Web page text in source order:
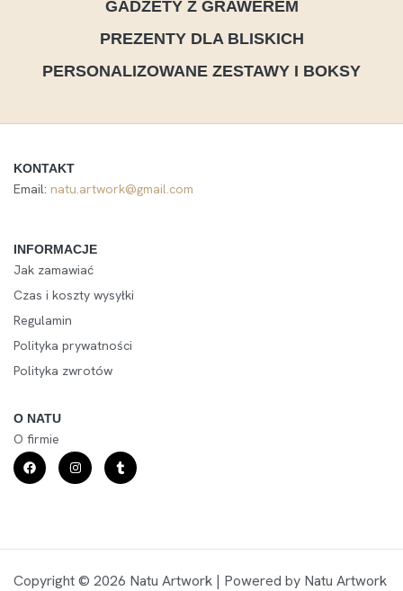
GADŻETY Z GRAWEREM
PREZENTY DLA BLISKICH
PERSONALIZOWANE ZESTAWY I BOKSY
KONTAKT
Email: natu.artwork@gmail.com
INFORMACJE
Jak zamawiać
Czas i koszty wysyłki
Regulamin
Polityka prywatności
Polityka zwrotów
O NATU
O firmie
Copyright © 2026 Natu Artwork | Powered by Natu Artwork